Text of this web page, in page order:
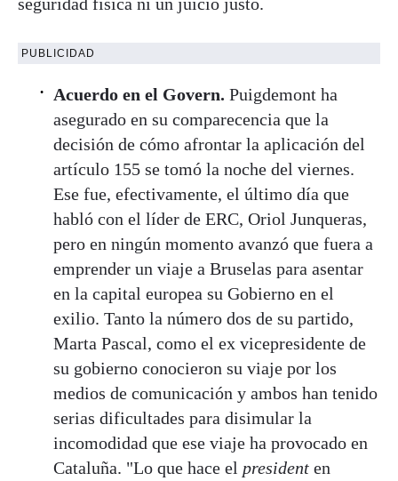
PUBLICIDAD
Acuerdo en el Govern. Puigdemont ha
asegurado en su comparecencia que la
decisión de cómo afrontar la aplicación del
artículo 155 se tomó la noche del viernes.
Ese fue, efectivamente, el último día que
habló con el líder de ERC, Oriol Junqueras,
pero en ningún momento avanzó que fuera a
emprender un viaje a Bruselas para asentar
en la capital europea su Gobierno en el
exilio. Tanto la número dos de su partido,
Marta Pascal, como el ex vicepresidente de
su gobierno conocieron su viaje por los
medios de comunicación y ambos han tenido
serias dificultades para disimular la
incomodidad que ese viaje ha provocado en
Cataluña. "Lo que hace el president en